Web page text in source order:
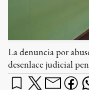
La denuncia por
desenlace judicial